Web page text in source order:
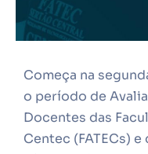
Começa na
o período de
Docentes das
Centec (FATECs)